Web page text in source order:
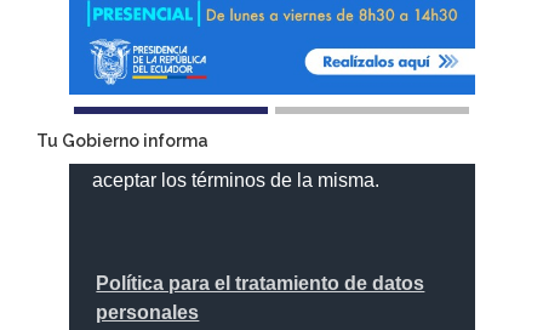
Tu Gobierno informa